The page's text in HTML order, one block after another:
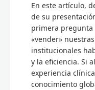
En este artículo,
de su
primera pregunta
«vender»
institucionales
y la eficiencia. Si
experiencia
conocimiento